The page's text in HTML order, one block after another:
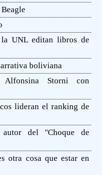
UNL editan libros de
boliviana
Alfonsina Storni con
lideran el ranking de
del ''Choque de
otra cosa que estar en